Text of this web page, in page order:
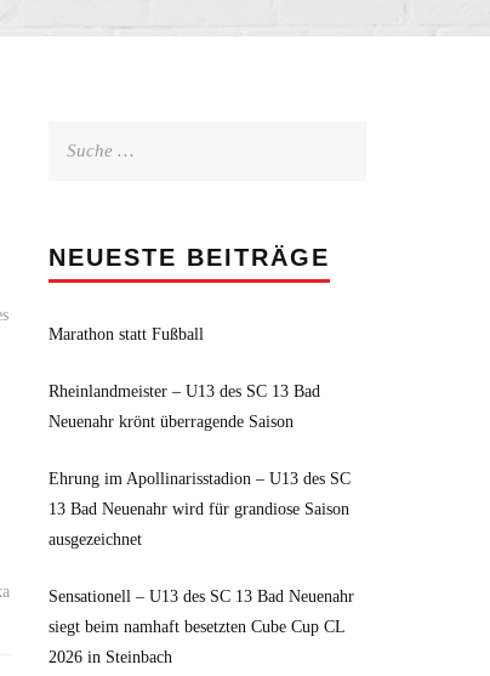
NEUESTE BEITRÄGE
Marathon statt Fußball
Rheinlandmeister – U13 des SC 13 Bad
Neuenahr krönt überragende Saison
Ehrung im Apollinarisstadion – U13 des SC
13 Bad Neuenahr wird für grandiose Saison
ausgezeichnet
Sensationell – U13 des SC 13 Bad Neuenahr
siegt beim namhaft besetzten Cube Cup CL
2026 in Steinbach